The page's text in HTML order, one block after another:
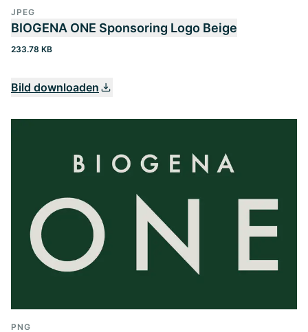
JPEG
BIOGENA ONE Sponsoring Logo Beige
233.78 KB
Bild downloaden
PNG